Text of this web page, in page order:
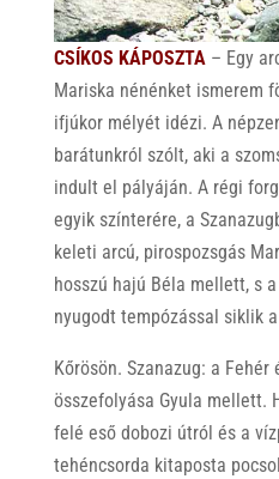
CSÍKOS KÁPOSZTA – Egy
Mariska nénénket ismerem
ifjúkor mélyét idézi. A
barátunkról szólt, aki a
indult el pályáján. A régi
egyik színterére, a
keleti arcú, pirospozsgás
hosszú hajú Béla mellett, s
nyugodt tempózással siklik
Kőrösön. Szanazug: a Fehér
összefolyása Gyula mellett.
felé eső dobozi útról és a
tehéncsorda kitaposta